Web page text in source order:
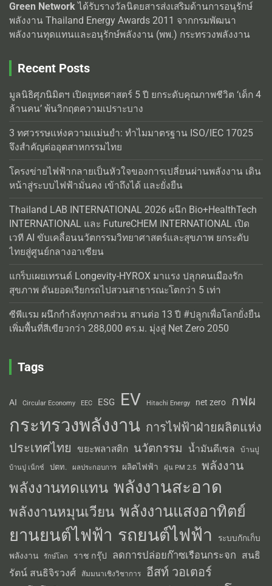
Green Networkได้รับรางวัลนิตยสารส่งเสริมด้านการอนุรักษ์
พลังงาน Thailand Energy Awards 2011 จากกรมพัฒนา
พลังงานทุดแทนและอนุรักษ์พลังงาน (พพ.) กระทรวงพลังงาน
Recent Posts
มูลนิธิศุภนิมิตฯ เปิดยุทธศาสตร์ 5 ปี ยกระดับคุณภาพชีวิต ‘เด็ก 4
ล้านคน’ พ้นวิกฤตความเปราะบาง
3 ทศวรรษแห่งความแม่นยำ: ทำไมมาตรฐาน ISO/IEC 17025
จึงสำคัญต่ออุตสาหกรรมไทย
โครงข่ายไฟฟ้ากลายเป็นหัวใจของการเปลี่ยนผ่านพลังงาน เดิน
หน้าสู่ระบบไฟฟ้ามั่นคง เข้าถึงได้ และยั่งยืน
Thailand LAB INTERNATIONAL 2026 ผนึก Bio+HealthTech
INTERNATIONAL และ FutureCHEM INTERNATIONAL เปิด
เวที AI ขับเคลื่อนนวัตกรรมวิทยาศาสตร์และสุขภาพ ยกระดับ
ไทยสู่ศูนย์กลางอาเซียน
แกร็บเผยเทรนด์ Longevity-HYROX มาแรง ปลุกคนเมืองรัก
สุขภาพ ดันยอดเรียกรถไปสวนสาธารณะโตกว่า 5 เท่า
ซีพีแรม ผนึกกำลังทุกภาคส่วน สานต่อ 13 ปี #ปลูกเพื่อโลกยั่งยืน
เพิ่มพื้นที่สีเขียวกว่า 288,000 ตร.ม. มุ่งสู่ Net Zero 2050
Tags
AI Circular Economy EEC ESG EV Hitachi Energy net zero กฟผ
กระทรวงพลังงาน การไฟฟ้าฝ่ายผลิตแห่ง
ประเทศไทย
ขยะพลาสติก นวัตกรรม น้ำมันดีเซล บ้านปู
บ้านปู เน็กซ์ ปตท. ผลประกอบการ ผลิตไฟฟ้า ฝุ่น PM 2.5 พลังงาน
พลังงานทดแทน พลังงานสะอาด
พลังงานหมุนเวียน พลังงานแสงอาทิตย์
ยานยนต์ไฟฟ้า รถยนต์ไฟฟ้า
ระบบกักเก็บ
พลังงาน
รักษ์โลก ราช กรุ๊ป ลดการปล่อยก๊าซเรือนกระจก สนธิ
รัตน์ สนธิจิรวงศ์
สัมมนาเชิงวิชาการ อีสท์ วอเตอร์